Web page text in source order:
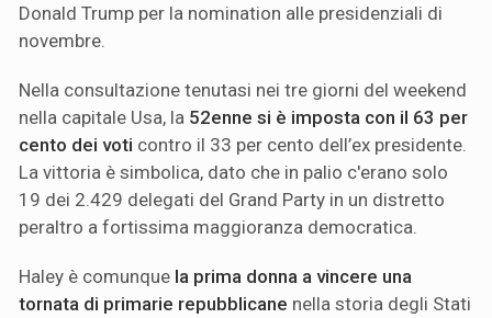
Donald Trump per la nomination alle presidenziali di
novembre.
Nella consultazione tenutasi nei tre giorni del weekend
nella capitale Usa, la 52enne si è imposta con il 63 per
cento dei voti contro il 33 per cento dell’ex presidente.
La vittoria è simbolica, dato che in palio c'erano solo
19 dei 2.429 delegati del Grand Party in un distretto
peraltro a fortissima maggioranza democratica.
Haley è comunque la prima donna a vincere una
tornata di primarie repubblicane nella storia degli Stati